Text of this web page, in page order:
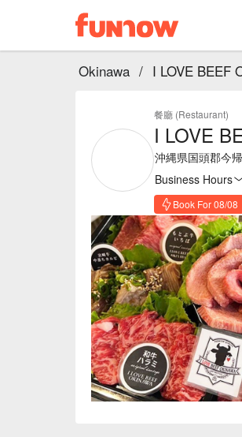
Okinawa / I LOVE BEEF
餐廳 (Restaurant)
I LOVE
沖縄県国頭郡今
Business Hours
Book For 08/08